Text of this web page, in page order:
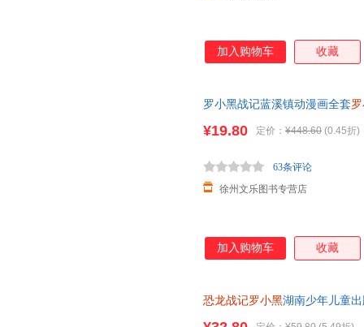
加入购物车 收藏
罗小黑战记蓝溪镇动漫画全套
¥19.80 定价： ¥448.60 (0.45折)
徐州文乐图书专营店
63条评论
加入购物车 收藏
恐龙战记罗小黑湖南少年儿童出